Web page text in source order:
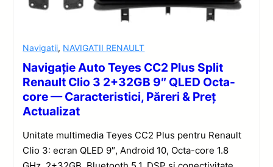
Navigatii, NAVIGATII RENAULT
Navigație Auto Teyes CC2 Plus Split
Renault Clio 3 2+32GB 9″ QLED Octa-
core — Caracteristici, Păreri & Preț
Actualizat
Unitate multimedia Teyes CC2 Plus pentru Renault
Clio 3: ecran QLED 9″, Android 10, Octa-core 1.8